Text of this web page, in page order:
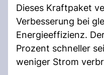
Dieses Kraftpaket
Verbesserung bei
Energieeffizienz.
Prozent schneller
weniger Strom